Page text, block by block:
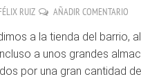
RUIZ AÑADIR COMENTARIO
a la tienda del barrio, al
a unos grandes
por una gran cantidad